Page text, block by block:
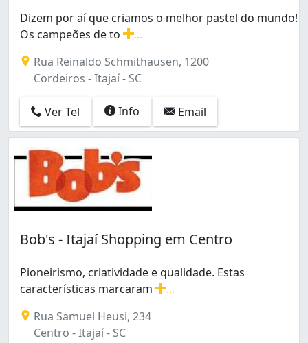
Fazendinha (10)
Itaipava (5)
Limoeiro (1)
Praia Brava de Itajaí (65)
Quilometro 12 (1)
Ressacada (3)
Rio do Meio (1)
S Vicente (1)
Salseiros (6)
Santa Regina (2)
São João (32)
São Judas (27)
Vila Operária (2)
Dizem por aí que criamos o melhor pastel do mundo!
Os campeões de to
Rua Reinaldo Schmithausen, 1200
Cordeiros - Itajaí - SC
Ver Tel Info Email
Bob's - Itajaí Shopping em Centro
Pioneirismo, criatividade e qualidade. Estas
características marcaram
Rua Samuel Heusi, 234
Centro - Itajaí - SC